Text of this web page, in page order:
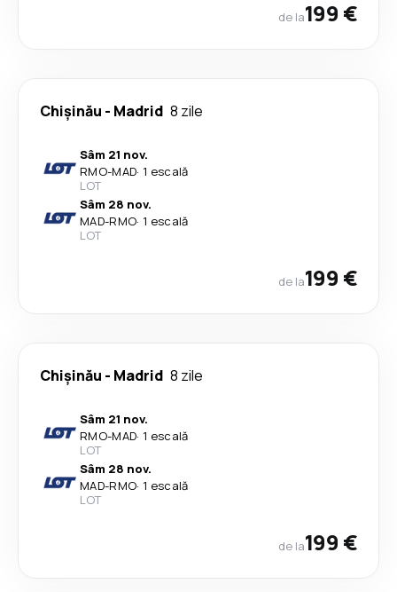
de la199 €
Chişinău - Madrid 8 zile
Sâm 21 nov.
RMO-MAD· 1 escală
LOT
Sâm 28 nov.
MAD-RMO· 1 escală
LOT
de la199 €
Chişinău - Madrid 8 zile
Sâm 21 nov.
RMO-MAD· 1 escală
LOT
Sâm 28 nov.
MAD-RMO· 1 escală
LOT
de la199 €